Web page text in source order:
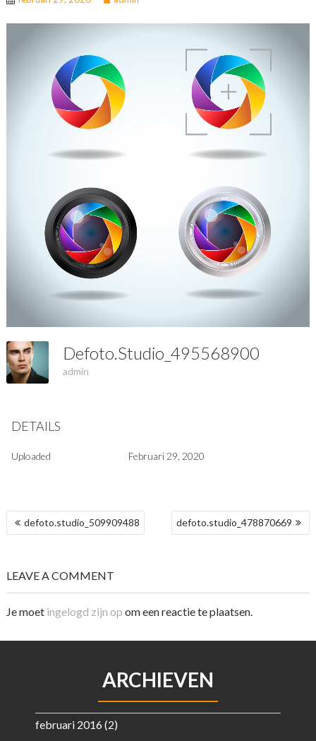
Defoto.studio_495568900
admin
DETAILS
Uploaded Februari 29, 2020
BERICHT
NAVIGATIE
defoto.studio_509909488 defoto.studio_478870669
LEAVE A COMMENT
Je moet ingelogd zijn op om een reactie te plaatsen.
ARCHIEVEN
februari 2016 (2)